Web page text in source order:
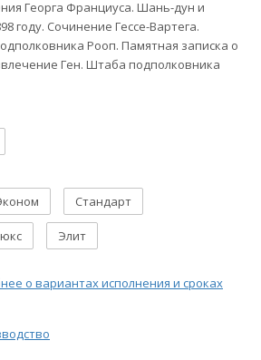
Георга Франциуса. Шань-дун и
году. Сочинение Гессе-Вартега.
Рооп. Памятная записка о
Ген. Штаба подполковника
Стандарт
Элит
о вариантах исполнения и сроках